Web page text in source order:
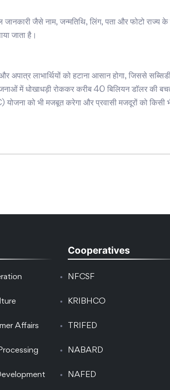
जानकारी जैसे नाम, जन्मतिथि, लिंग, पता और फोटो राज्य के
जाता है।
अपात्र लाभार्थियों को हटाना आसान होगा, जिससे
में धोखाधड़ी रोककर करीब 40 बिलियन डॉलर की
को भी मजबूत करेगा और प्रवासी मजदूरों को किसी
Affairs
Cooperatives
NFCSF
KRIBHCO
TRIFED
NABARD
NAFED